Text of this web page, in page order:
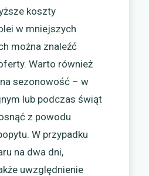
koszty
w mniejszych
można znaleźć
Warto również
sezonowość – w
lub podczas świąt
z powodu
W przypadku
na dwa dni,
uwzględnienie